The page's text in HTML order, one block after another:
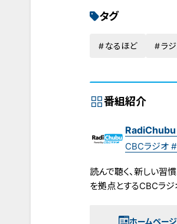
タグ
なるほど ラ
番組紹介
RadiChubu
CBCラジオ #
読んで聴く、新しい習
を拠点とするCBCラジ
ホームページ